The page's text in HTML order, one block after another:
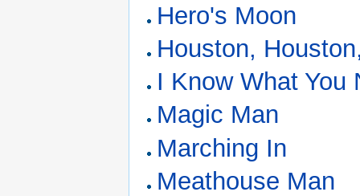
Hero's Moon
Houston,
I Know What You
Magic Man
Marching In
Meathouse Man